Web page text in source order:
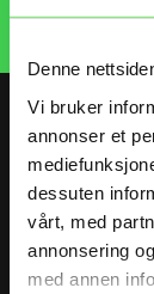
Denne
Vi bruker
annonser et
dessuten
vårt, med
annonsering
med annen
Følg oss
Instagram
Twitter
Facebook